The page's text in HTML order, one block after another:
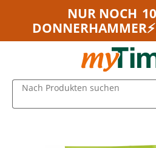
Zum Hauptinhalt springen
Zur Navigation springen
NUR NOCH
Nach Produkten suchen